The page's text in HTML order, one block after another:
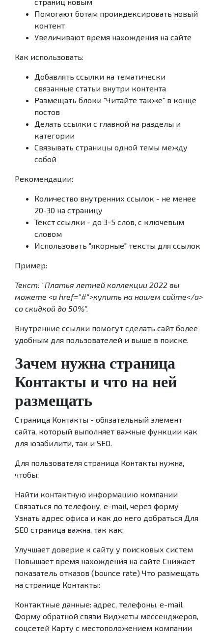
Помогают ботам проиндексировать новый
контент
Увеличивают время нахождения на сайте
Как использовать:
Добавлять ссылки на тематически
связанные статьи внутри контента
Размещать блоки "Читайте также" в конце
постов
Делать ссылки с главной на разделы и
категории
Связывать страницы одной темы между
собой
Рекомендации:
Количество внутренних ссылок - не менее
20-30 на страницу
Текст ссылки - до 3-5 слов, с ключевым
словом
Использовать "якорные" тексты для ссылок
Пример:
Текст: "Платья летней коллекции 2022 вы
можете <a href="#">купить на нашем сайте</a>
со скидкой до 50%".
Внутренние ссылки помогут сделать сайт более
удобным для пользователей и выше в поиске.
Зачем нужна страница
Контакты и что на ней
размещать
Страница Контакты - обязательный элемент
сайта, который выполняет важные функции как
для юзабилити, так и SEO.
Для пользователя страница Контакты нужна,
чтобы:
Найти контактную информацию компании
Связаться по телефону, e-mail, через форму
Узнать адрес офиса и как до него добраться Для
SEO страница важна, так как:
Улучшает доверие к сайту у поисковых систем
Повышает время нахождения на сайте Снижает
показатель отказов (bounce rate) Что размещать
на странице Контакты:
Контактные данные: адрес, телефоны, e-mail
Форму обратной связи Виджеты мессенджеров,
соцсетей Карту с местоположением компании